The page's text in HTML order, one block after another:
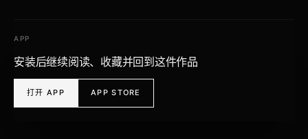
APP
安装后继续阅读、收藏并回到这件作品
打开 APP APP STORE